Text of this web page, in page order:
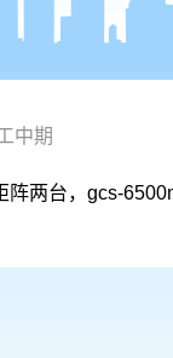
中期
两台，gcs-